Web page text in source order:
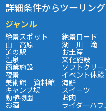
詳細条件からツーリン
ジャンル
絶景スポット 絶景ロード
山｜高原 湖｜川｜滝
道の駅 お土産
温泉 文化施設
商業施設 ソフトクリー
夜景 イベント体験
美術館｜資料館 海鮮
キャンプ場 スイーツ
動植物園 お肉
お酒 ライダーハウ